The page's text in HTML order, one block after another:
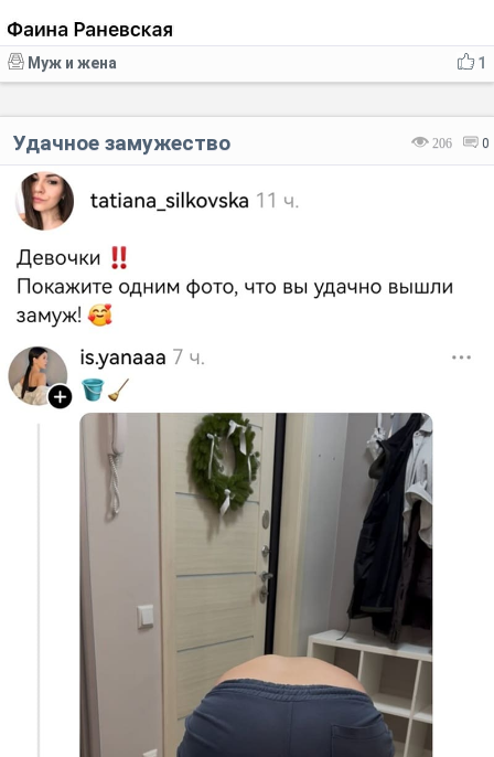
1
Муж и жена
206 0
Удачное замужество